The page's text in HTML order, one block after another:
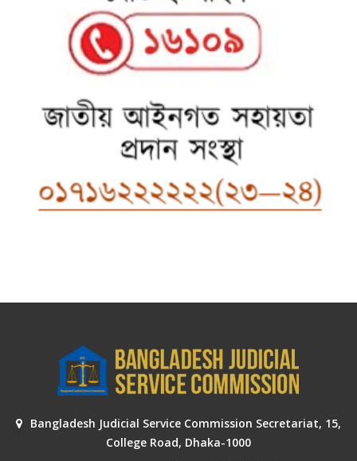
Bangladesh Judicial Service Commission Secretariat, 15,
College Road, Dhaka-1000